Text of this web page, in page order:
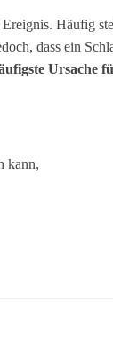
Häufig
dass ein
Ursache
kann,